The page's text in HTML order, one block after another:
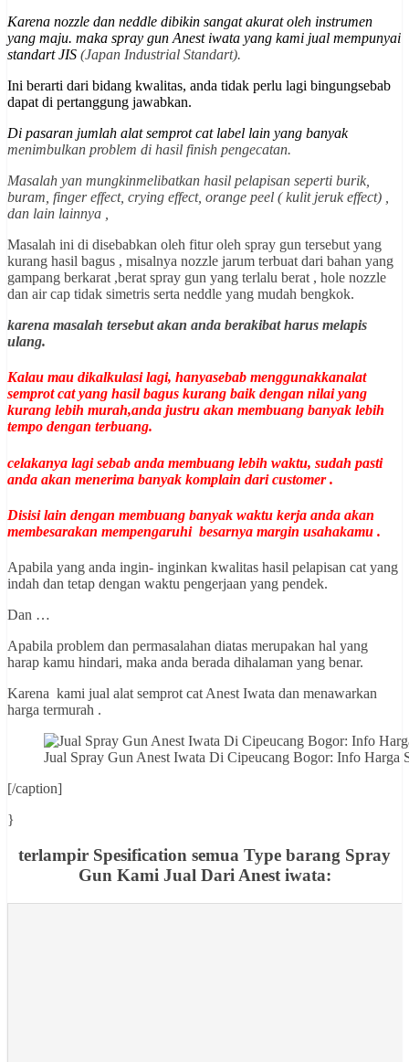
Karena nozzle dan neddle dibikin sangat akurat oleh instrumen
yang maju. maka spray gun Anest iwata yang kami jual mempunyai
standart JIS (Japan Industrial Standart).
Ini berarti dari bidang kwalitas, anda tidak perlu lagi bingungsebab
dapat di pertanggung jawabkan.
Di pasaran jumlah alat semprot cat label lain yang banyak
menimbulkan problem di hasil finish pengecatan.
Masalah yan mungkinmelibatkan hasil pelapisan seperti burik,
buram, finger effect, crying effect, orange peel ( kulit jeruk effect) ,
dan lain lainnya ,
Masalah ini di disebabkan oleh fitur oleh spray gun tersebut yang
kurang hasil bagus , misalnya nozzle jarum terbuat dari bahan yang
gampang berkarat ,berat spray gun yang terlalu berat , hole nozzle
dan air cap tidak simetris serta neddle yang mudah bengkok.
karena masalah tersebut akan anda berakibat harus melapis
ulang.
Kalau mau dikalkulasi lagi, hanyasebab menggunakkanalat
semprot cat yang hasil bagus kurang baik dengan nilai yang
kurang lebih murah,anda justru akan membuang banyak lebih
tempo dengan terbuang.
celakanya lagi sebab anda membuang lebih waktu, sudah pasti
anda akan menerima banyak komplain dari customer .
Disisi lain dengan membuang banyak waktu kerja anda akan
membesarakan mempengaruhi besarnya margin usahakamu .
Apabila yang anda ingin- inginkan kwalitas hasil pelapisan cat yang
indah dan tetap dengan waktu pengerjaan yang pendek.
Dan …
Apabila problem dan permasalahan diatas merupakan hal yang
harap kamu hindari, maka anda berada dihalaman yang benar.
Karena kami jual alat semprot cat Anest Iwata dan menawarkan
harga termurah .
Jual Spray Gun Anest Iwata Di Cipeucang Bogor: Info
[/caption]
}
terlampir Spesification semua Type barang Spray
Gun Kami Jual Dari Anest iwata: